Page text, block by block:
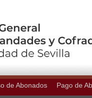
de Abonados Pago de